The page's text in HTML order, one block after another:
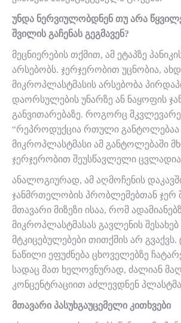
უნდა ნერვიულობდნენ თუ არა
შვილის გაჩენას გეგმავენ?
მეცნიერების თქმით, ამ ეტაპზე
არსებობს. ჯერჯერობით უცნობია,
მიკროპლასტმასის არსებობა
დაორსულების უნარზე ან ნაყოფის
განვითარებაზე. როგორც
“რეპროდუქცია რთული
მიკროპლასტმასი ამ განტოლებაში
ჯერჯერობით შეუსწავლელი
ანალოგიურად, ამ აღმოჩენის
ჯანმრთელობის პრობლემებთან ჯერ
მთავარი მიზეზი ისაა, რომ
მიკროპლასტმასას გავლენის
მტკიცებულებები თითქმის არ
ნაწილი ეფუძნება ცხოველებზე
სადაც მათ ხელოვნურად, ძალიან
კონცენტრაციით აძლევდნენ
მთავარი პასუხგაუცემელი კითხვები